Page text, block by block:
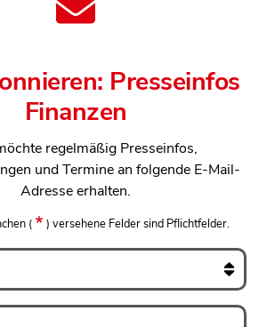
Presseinfos
Finanzen
regelmäßig Presseinfos,
und Termine an folgende E-Mail-
Adresse erhalten.
( ) versehene Felder sind Pflichtfelder.